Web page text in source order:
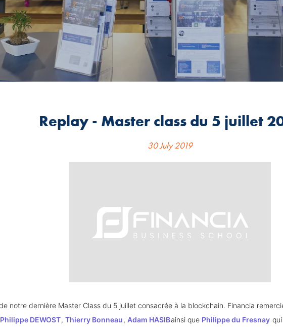
Replay - Master class du 5 juillet
30 July 2019
Philippe DEWOST, Thierry Bonneau, Adam HASIBainsi que Philippe du Fresnay